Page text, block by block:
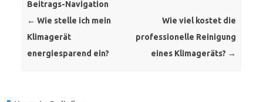
Beitrags-Navigation
← Wie stelle ich mein
Klimagerät
energiesparend ein?
Wie viel kostet die
professionelle Reinigung
eines Klimageräts? →